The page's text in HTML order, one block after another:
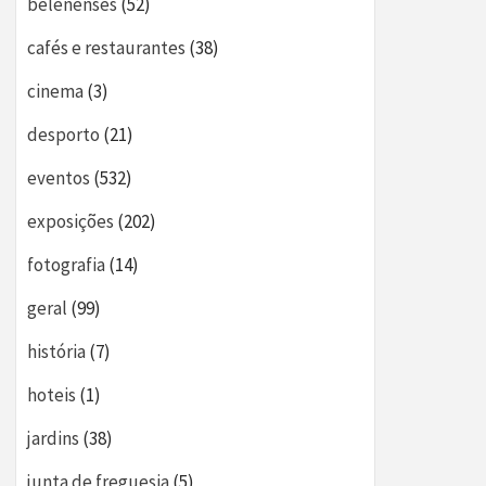
cafés e restaurantes (38)
cinema(3)
desporto (21)
eventos (532)
exposições (202)
fotografia(14)
geral (99)
história(7)
hoteis (1)
jardins (38)